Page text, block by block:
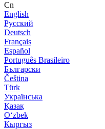
Cn
English
Русский
Deutsch
Français
Español
Português Brasileiro
Български
Čeština
Türk
Українська
Қазақ
Оʻzbek
Кыргыз